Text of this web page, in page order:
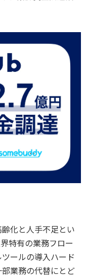
化と人手不足とい
特有の業務フロー
ールの導入ハード
業務の代替にとど